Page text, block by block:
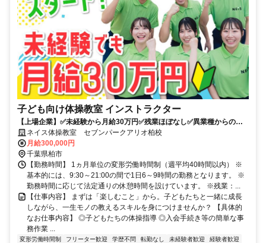
子ども向け体操教室 インストラクター
【上場企業】✅未経験から月給30万円✅残業ほぼなし✅異業種からの転
職多数✅子供の未来をつくる仕事
ネイス体操教室 セブンパークアリオ柏校
月給300,000円
千葉県柏市
【勤務時間】 1ヵ月単位の変形労働時間制（週平均40時間以内） ※
基本的には、9:30～21:00の間で1日6～9時間の勤務となります。 ※
勤務時間に応じて法定通りの休憩時間を設けています。 ※残業：...
【仕事内容】 まずは「楽しむこと」から。子どもたちと一緒に成長
しながら、一生モノの教えるスキルを身につけませんか？ 【具体的
なお仕事内容】 ◎子どもたちの体操指導 ◎入会手続き等の簡単な事
務作業 ...
変形労働時間制 フリーター歓迎 学歴不問 転勤なし 未経験者歓迎
経験者歓迎